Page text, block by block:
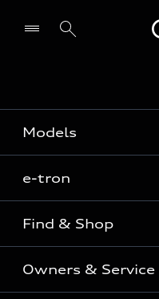
Models
Sedan
SUV
Coupe
e-tron
e-tron
Find & Shop
전시장/AAP 전시장/AS센터
Owners & Service